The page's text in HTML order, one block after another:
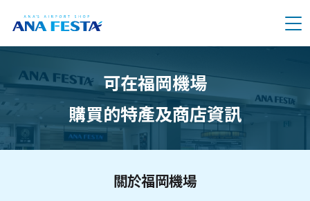
メニュー
可在福岡機場
購買的特產及商店資訊
關於福岡機場